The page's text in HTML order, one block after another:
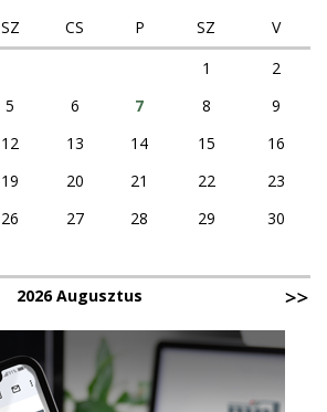
SZ CS P SZ
V
1
2
5 6 7 8
9
12 13 14 15
16
19 20 21 22
23
26 27 28 29
30
2026 Augusztus